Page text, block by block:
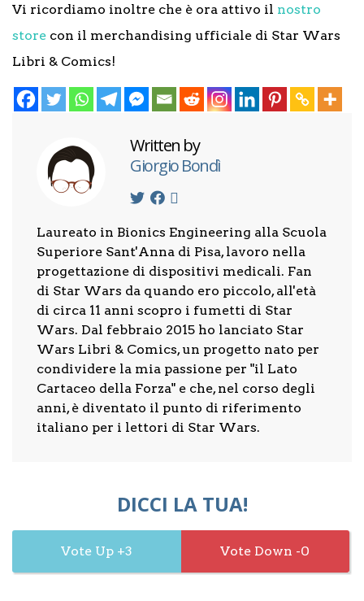
Vi ricordiamo inoltre che è ora attivo il nostro
store con il merchandising ufficiale di Star Wars
Libri & Comics!
Written by
Giorgio Bondì
Laureato in Bionics Engineering alla Scuola
Superiore Sant'Anna di Pisa, lavoro nella
progettazione di dispositivi medicali. Fan
di Star Wars da quando ero piccolo, all'età
di circa 11 anni scopro i fumetti di Star
Wars. Dal febbraio 2015 ho lanciato Star
Wars Libri & Comics, un progetto nato per
condividere la mia passione per "il Lato
Cartaceo della Forza" e che, nel corso degli
anni, è diventato il punto di riferimento
italiano per i lettori di Star Wars.
DICCI LA TUA!
3 0